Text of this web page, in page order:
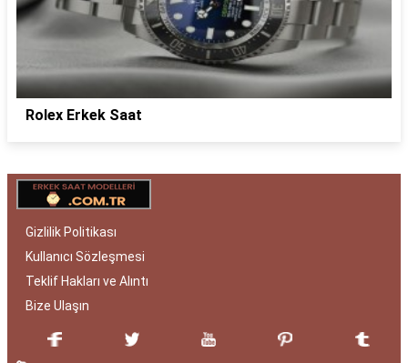
Rolex Erkek Saat
Gizlilik Politikası
Kullanıcı Sözleşmesi
Teklif Hakları ve Alıntı
Bize Ulaşın